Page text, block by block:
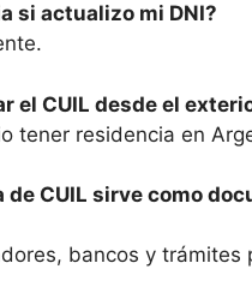
si actualizo mi DNI?
el CUIL desde el
tener residencia en
de CUIL sirve como
bancos y trámites